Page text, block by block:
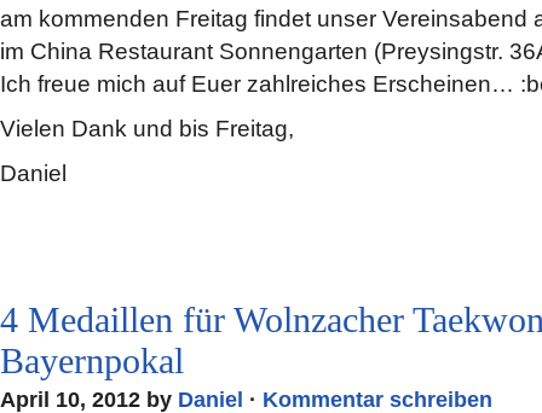
am kommenden Freitag findet unser Vereinsabend
im China Restaurant Sonnengarten (Preysingstr.
Ich freue mich auf Euer zahlreiches Erscheinen…
Vielen Dank und bis Freitag,
Daniel
4 Medaillen für Wolnzacher
Bayernpokal
April 10, 2012 by Daniel · Kommentar schreiben